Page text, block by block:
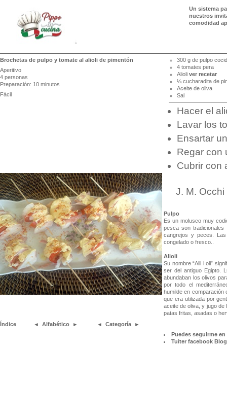
Un sistema
nuestros
comodidad
Brochetas de pulpo y tomate al alioli de pimentón
Aperitivo
4 personas
Preparación: 10 minutos
Fácil
Índice ◄ Alfabético ► ◄ Categoría ►
300 g de pulpo
4 tomates pera
Alioli ver recetar
¼ cucharadita de
Aceite de oliva
Sal
Hacer el
Lavar los
Ensartar
Regar con
Cubrir con
J. M. Occhi
Pulpo
Es un molusco muy
pesca son
cangrejos y peces.
congelado o fresco..
Alioli
Su nombre “Alli i oli”
ser del antiguo Egipto.
abundaban los olivos
por todo el
humilde en
que era utilizada por
aceite de oliva, y jugo
patas fritas, asadas o
Puedes seguirme en
Tuiter facebook Blog